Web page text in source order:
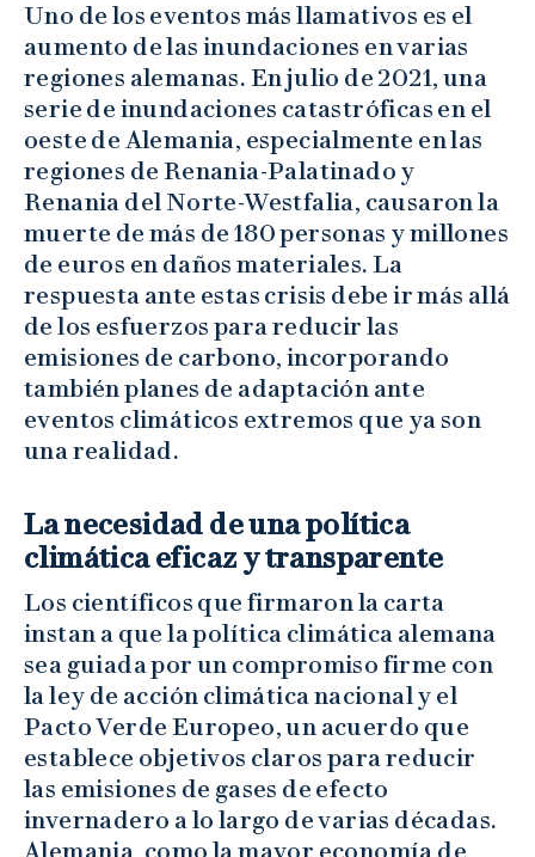
Uno de los eventos más llamativos es el
aumento de las inundaciones en varias
regiones alemanas. En julio de 2021, una
serie de inundaciones catastróficas en el
oeste de Alemania, especialmente en las
regiones de Renania-Palatinado y
Renania del Norte-Westfalia, causaron la
muerte de más de 180 personas y millones
de euros en daños materiales. La
respuesta ante estas crisis debe ir más allá
de los esfuerzos para reducir las
emisiones de carbono, incorporando
también planes de adaptación ante
eventos climáticos extremos que ya son
una realidad.
La necesidad de una política
climática eficaz y transparente
Los científicos que firmaron la carta
instan a que la política climática alemana
sea guiada por un compromiso firme con
la ley de acción climática nacional y el
Pacto Verde Europeo, un acuerdo que
establece objetivos claros para reducir
las emisiones de gases de efecto
invernadero a lo largo de varias décadas.